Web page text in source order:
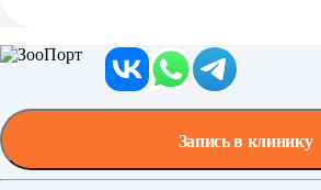
Запись в клинику